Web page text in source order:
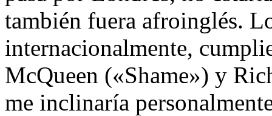
también fuera afroinglés.
internacionalmente,
McQueen («Shame») y
me inclinaría